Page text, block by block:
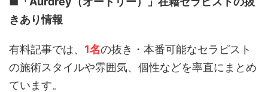
きあり情報
有料記事では、 1名の抜き・本番可能なセラピスト
の施術スタイルや雰囲気、個性などを率直にまとめ
ています。